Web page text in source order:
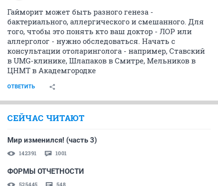
Гайморит может быть разного генеза -
бактериального, аллергического и смешанного. Для
того, чтобы это понять кто ваш доктор - ЛОР или
аллерголог - нужно обследоваться. Начать с
консультации отоларинголога - например, Ставский
в UMG-клинике, Шлапаков в Смитре, Мельников в
ЦНМТ в Академгородке
ОТВЕТИТЬ
СЕЙЧАС ЧИТАЮТ
Мир изменился! (часть 3)
142391 1001
ФОРМЫ ОТЧЕТНОСТИ
525445 548